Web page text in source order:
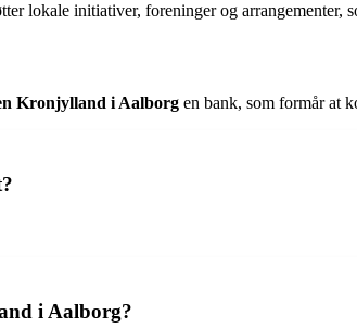
lokale initiativer, foreninger og
Kronjylland i Aalborg en bank, som formår at
i Aalborg?